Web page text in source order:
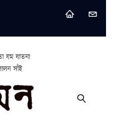
যম যাতনা
সাঁই